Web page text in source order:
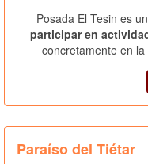
Posada El Tesin es un
participar en
concretamente en
Paraíso del Tiétar